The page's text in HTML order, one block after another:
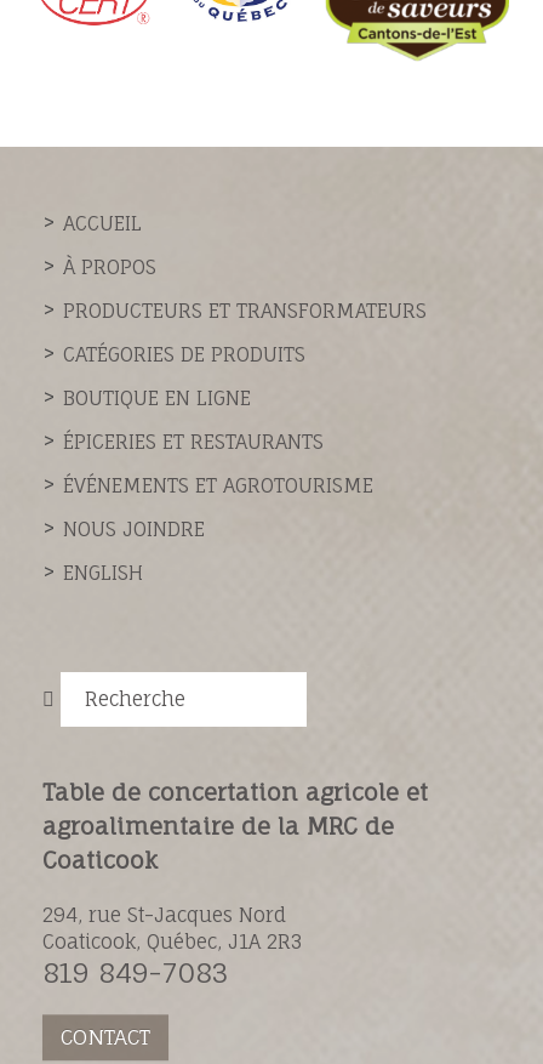
ACCUEIL
À PROPOS
PRODUCTEURS ET TRANSFORMATEURS
CATÉGORIES DE PRODUITS
BOUTIQUE EN LIGNE
ÉPICERIES ET RESTAURANTS
ÉVÉNEMENTS ET AGROTOURISME
NOUS JOINDRE
ENGLISH
Recherche
Table de concertation agricole et
agroalimentaire de la MRC de
Coaticook
294, rue St-Jacques Nord
Coaticook, Québec, J1A 2R3
819 849-7083
CONTACT